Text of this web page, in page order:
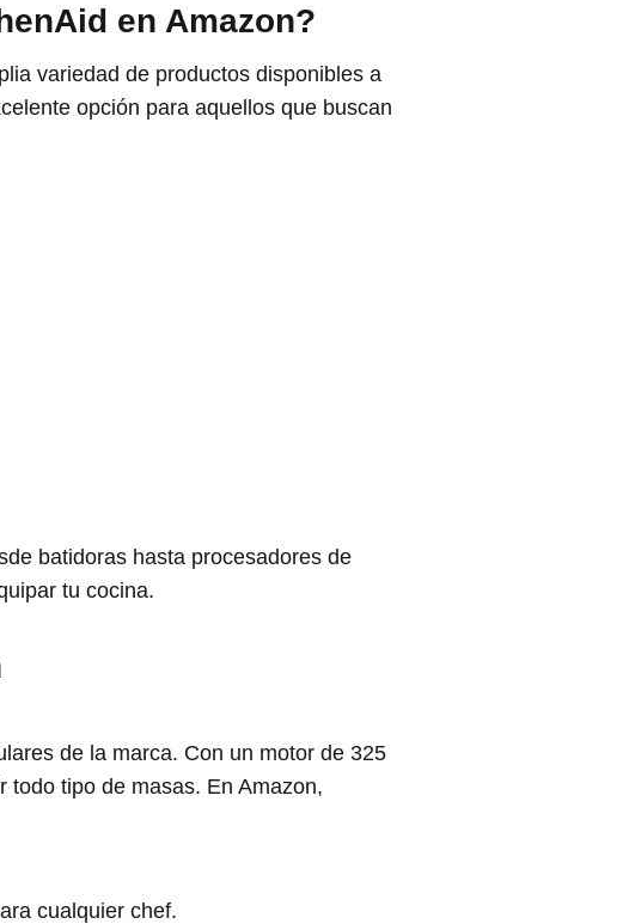
en Amazon?
variedad de productos disponibles a
opción para aquellos que buscan
batidoras hasta procesadores de
tu cocina.
de la marca. Con un motor de 325
todo tipo de masas. En Amazon,
cualquier chef.